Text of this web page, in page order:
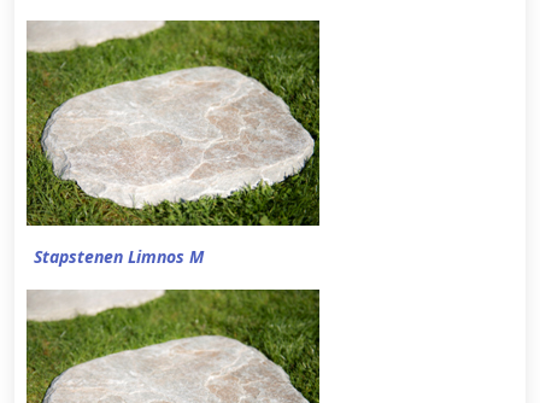
Stapstenen Limnos M